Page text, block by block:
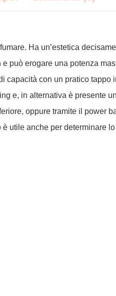
Ha un’estetica
può erogare una potenza
con un pratico tappo
e, in alternativa è presente
oppure tramite il power
utile anche per determinare